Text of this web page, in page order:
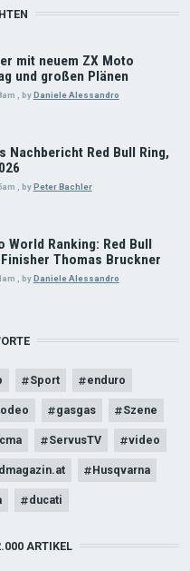
mit neuem ZX Moto
und großen Plänen
, byDaniele Alessandro
Nachbericht Red Bull Ring,
byPeter Bachler
World Ranking: Red Bull
Thomas Bruckner
byDaniele Alessandro
Sport enduro
gasgas Szene
ServusTV video
Husqvarna
ducati
ARTIKEL